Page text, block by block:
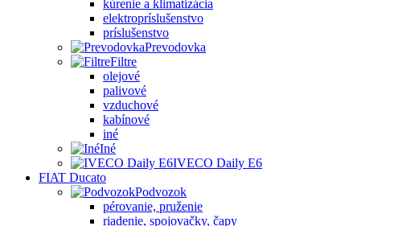
kúrenie a klimatizácia
elektropríslušenstvo
príslušenstvo
Prevodovka
Filtre
olejové
palivové
vzduchové
kabínové
iné
Iné
IVECO Daily E6
FIAT Ducato
Podvozok
pérovanie, pruženie
riadenie, spojovačky, čapy